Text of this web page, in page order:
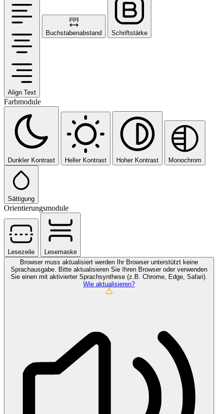
Align Text
Buchstabenabstand Schriftstärke
Farbmodule
Dunkler Kontrast Heller Kontrast Hoher Kontrast Monochrom
Sättigung
Orientierungsmodule
Lesezeile
Lesemaske
Browser muss aktualisiert werden
Ihr Browser unterstützt keine
Sprachausgabe. Bitte aktualisieren Sie Ihren Browser oder verwenden
Sie einen mit aktivierter Sprachsynthese (z.B. Chrome, Edge, Safari).
Wie aktualisieren?